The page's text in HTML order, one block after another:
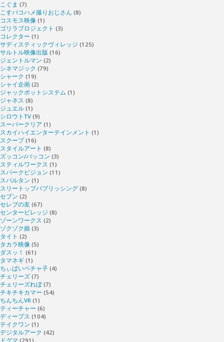
こぐま (7)
こすパコハメ撮りおじさん (8)
コスモス映像 (1)
ゴリラプロジェクト (3)
コレクター (1)
サディスティックヴィレッジ (125)
サルトル映像出版 (16)
ジェントルマン (2)
シネマジック (79)
シャーク (19)
シャイ企画 (2)
ジャックポットシステム (1)
ジャネス (8)
ジュエル (1)
シロウトTV (9)
スーパークリア (1)
スカイハイエンターテインメント (1)
スクープ(16)
スタイルアート (8)
ズッコン/バッコン (3)
スティルワークス (1)
スパークビジョン (11)
スパルタン (1)
スリートップパブリッシング (8)
セブン (2)
セレブの友 (67)
センタービレッジ (8)
ゾーンワークス (2)
ゾクゾク娘 (3)
タイト (2)
タカラ映像 (5)
ダスッ！ (61)
タマネギ (1)
ちぃぱいペチャ子 (4)
チェリーズ (7)
チェリーズれぼ(7)
チキチキカマー (54)
ちんちんVR (1)
ティーチャー (6)
ディープス (104)
テイクワン (1)
デジタルアーク (42)
ドグマ (291)